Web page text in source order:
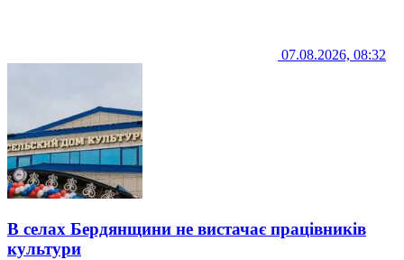
07.08.2026, 08:32
В селах Бердянщини не вистачає працівників
культури